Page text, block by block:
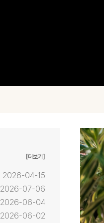
[더보기]
2026-04-15
2026-07-06
2026-06-04
2026-06-02